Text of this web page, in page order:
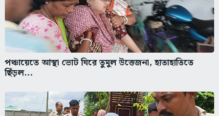
পঞ্চায়েতে আস্থা ভোট ঘিরে তুমুল উত্তেজনা, হাতাহাতিতে
ছিঁড়ল...